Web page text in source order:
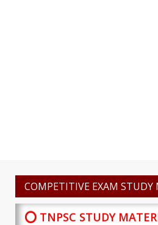
COMPETITIVE EXAM STUDY
⭕ TNPSC STUDY